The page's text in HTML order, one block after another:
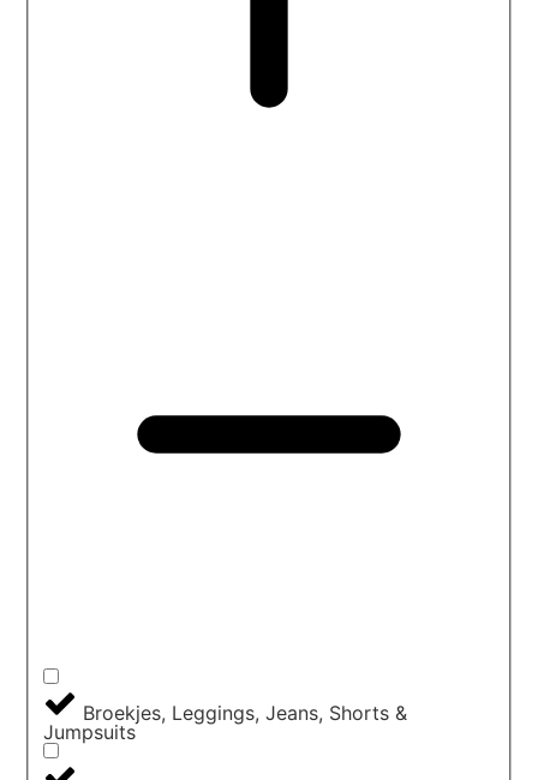
Broekjes, Leggings, Jeans, Shorts &
Jumpsuits